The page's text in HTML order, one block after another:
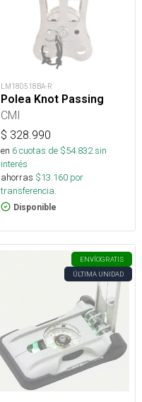
LM180518BA-R
Polea Knot Passing
CMI
$ 328.990
en 6cuotas de $54.832sin
interés
ahorras $13.160 por
transferencia.
Disponible
ENVÍOGRATIS
ÚLTIMA UNIDAD